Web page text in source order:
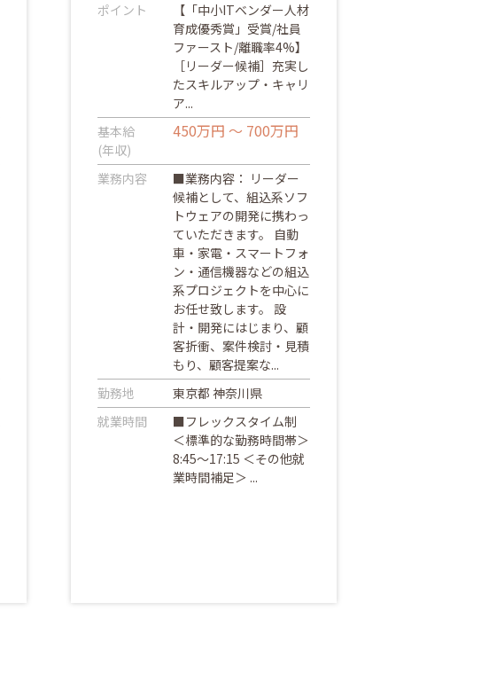
ポイント
【「中小ITベンダー人材
育成優秀賞」受賞/社員
ファースト/離職率4%】
［リーダー候補］充実し
たスキルアップ・キャリ
ア...
基本給
(年収)
450万円 ～ 700万円
業務内容
■業務内容： リーダー
候補として、組込系ソフ
トウェアの開発に携わっ
ていただきます。 自動
車・家電・スマートフォ
ン・通信機器などの組込
系プロジェクトを中心に
お任せ致します。 設
計・開発にはじまり、顧
客折衝、案件検討・見積
もり、顧客提案な...
勤務地
東京都 神奈川県
就業時間
■フレックスタイム制
＜標準的な勤務時間帯＞
8:45～17:15 ＜その他就
業時間補足＞ ...